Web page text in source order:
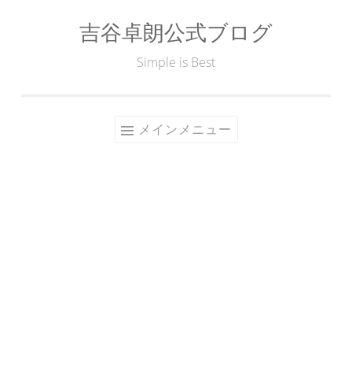
吉谷卓朗公式ブログ
Simple is Best
メインメニュー